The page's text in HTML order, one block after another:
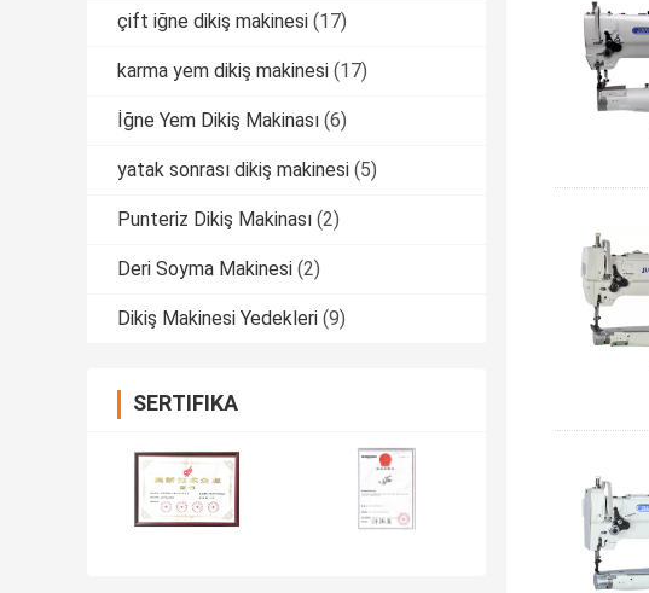
çift ​​iğne dikiş makinesi (17)
karma yem dikiş makinesi (17)
İğne Yem Dikiş Makinası (6)
yatak sonrası dikiş makinesi (5)
Punteriz Dikiş Makinası (2)
Deri Soyma Makinesi (2)
Dikiş Makinesi Yedekleri (9)
SERTIFIKA